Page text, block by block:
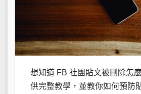
想知道 FB 社團貼文被刪除怎
供完整教學，並教你如何預防